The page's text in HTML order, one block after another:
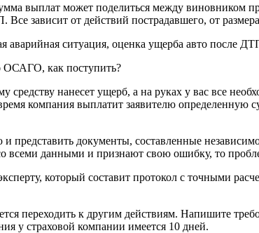
выплат может поделиться между виновником
зависит от действий пострадавшего, от
аварийная ситуация, оценка ущерба авто после
ОСАГО, как поступить?
нанесет ущерб, а на руках у вас все
компания выплатит заявителю
представить документы, составленные
всеми данными и признают свою ошибку, то
который составит протокол с точными
переходить к другим действиям. Напишите
у страховой компании имеется 10 дней.